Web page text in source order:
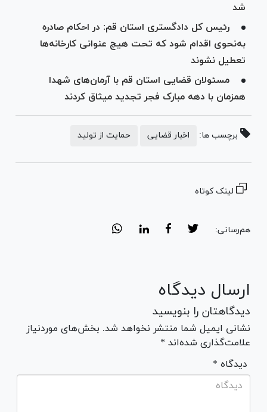
شد
رئیس کل دادگستری استان قم: در احکام صادره
به‌نحوی اقدام شود که تحت هیچ عنوانی کارخانه‌ها
تعطیل نشوند
مسئولان قضایی استان قم با آرمان‌های شهدا
همزمان با دهه مبارک فجر تجدید میثاق کردند
برچسب ها: اخبار قضایی حمایت از تولید
لینک کوتاه
هم‌رسانی:
ارسال دیدگاه
دیدگاهتان را بنویسید
نشانی ایمیل شما منتشر نخواهد شد. بخش‌های موردنیاز
علامت‌گذاری شده‌اند *
* دیدگاه